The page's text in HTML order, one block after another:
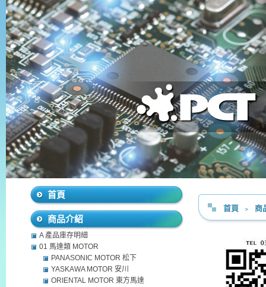
首頁 ﹥ 商
首頁
商品介紹
A 產品庫存明細
01 馬達類 MOTOR
PANASONIC MOTOR 松下
YASKAWA MOTOR 安川
ORIENTAL MOTOR 東方馬達